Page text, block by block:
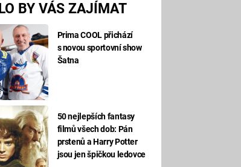
BY VÁS ZAJÍMAT
Prima COOL přichází
s novou sportovní show
Šatna
50 nejlepších fantasy
filmů všech dob: Pán
prstenů a Harry Potter
jsou jen špičkou ledovce